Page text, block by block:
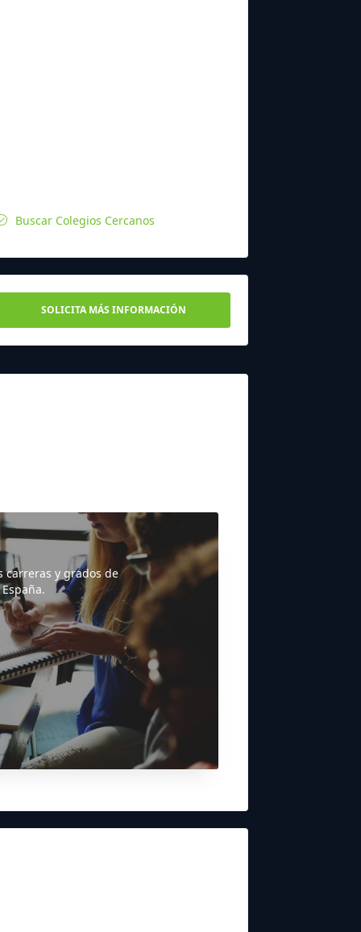
Buscar Colegios Cercanos
SOLICITA MÁS INFORMACIÓN
carreras y grados de